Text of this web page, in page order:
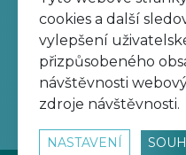
Nastavení cookies
Sledujte nás na
cookies a další
vylepšení
přizpůsobeného
návštěvnosti
zdroje návštěvnosti.
NASTAVENÍ